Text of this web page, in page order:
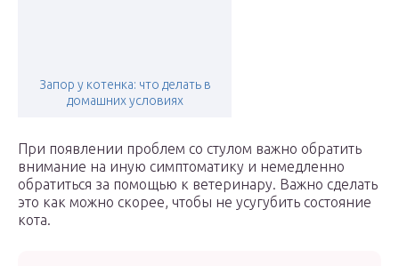
Запор у котенка: что делать в
домашних условиях
При появлении проблем со стулом важно обратить
внимание на иную симптоматику и немедленно
обратиться за помощью к ветеринару. Важно сделать
это как можно скорее, чтобы не усугубить состояние
кота.